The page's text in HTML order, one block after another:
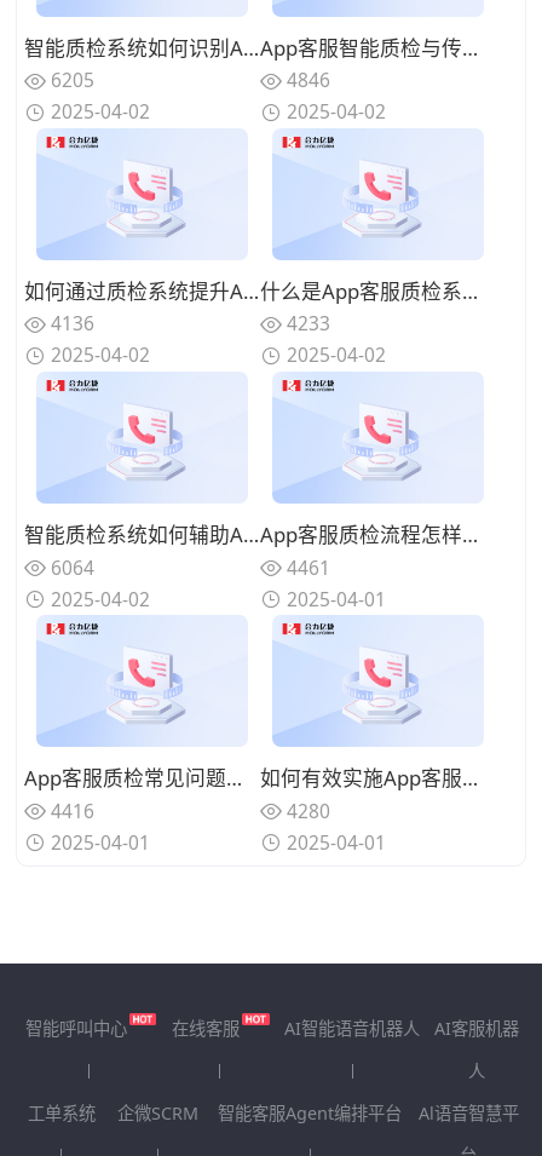
智能质检系统如何识别App客服情绪问题？技术原理拆解
6205
2025-04-02
App客服智能质检与传统质检方式有哪些区别？优劣对比
4846
2025-04-02
如何通过质检系统提升App客服响应效率？数据驱动策略
4136
2025-04-02
什么是App客服质检系统的核心功能？必备模块盘点
4233
2025-04-02
智能质检系统如何辅助App客服管理？功能介绍
6064
2025-04-02
App客服质检流程怎样设计更高效？流程优化建议
4461
2025-04-01
App客服质检常见问题及解决方法有哪些？
4416
2025-04-01
如何有效实施App客服质检？分步指南
4280
2025-04-01
智能呼叫中心 在线客服 AI智能语音机器人
AI客服机器
人
工单系统
企微SCRM 智能客服Agent编排平台
Al语音智慧平